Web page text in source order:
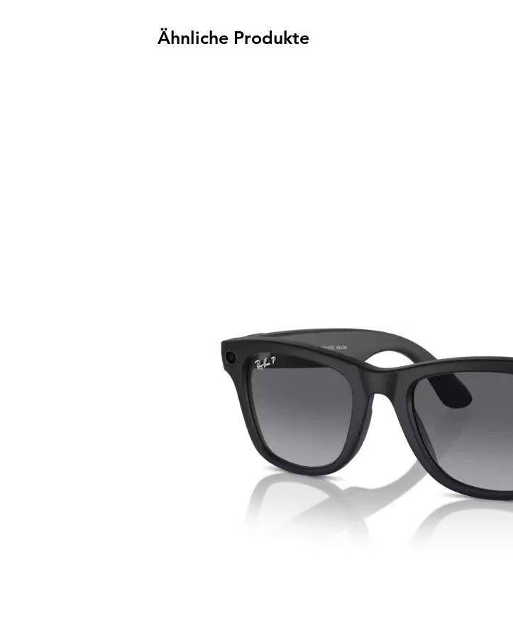
Ähnliche Produkte